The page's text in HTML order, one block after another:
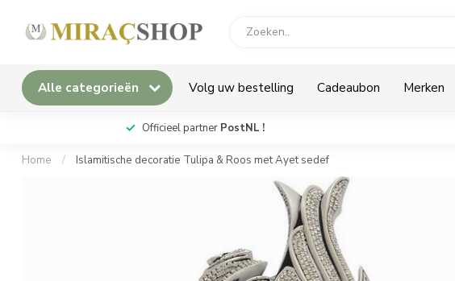
Alle categorieën Volg uw bestelling Cadeaubon Merken
Officieel partner PostNL !
Home / Islamitische decoratie Tulipa & Roos met Ayet sedef